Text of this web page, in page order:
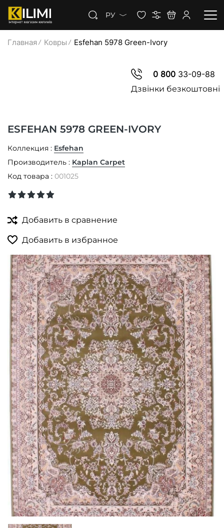
РУ
Главная Ковры Esfehan 5978 Green-Ivory
0 80033-09-88
Дзвінки безкоштовні
ESFEHAN 5978 GREEN-IVORY
Коллекция : Esfehan
Производитель : Kaplan Carpet
Код товара : 001025
Добавить в сравнение
Добавить в избранное